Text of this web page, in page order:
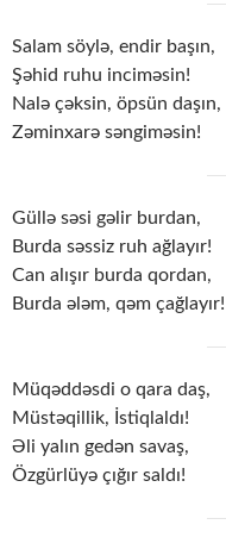
Salam söylə, endir başın,
Şəhid ruhu inciməsin!
Nalə çəksin, öpsün daşın,
Zəminxarə səngiməsin!
Güllə səsi gəlir burdan,
Burda səssiz ruh ağlayır!
Can alışır burda qordan,
Burda ələm, qəm çağlayır!
Müqəddəsdi o qara daş,
Müstəqillik, İstiqlaldı!
Əli yalın gedən savaş,
Özgürlüyə çığır saldı!